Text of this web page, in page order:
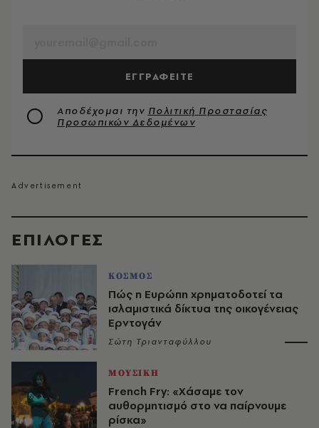
EΠΙΛΟΓΈΣ
ΚΟΣΜΟΣ
Πώς η Ευρώπη χρηματοδοτεί τα
ισλαμιστικά δίκτυα της οικογένειας
Ερντογάν
Σώτη Τριανταφύλλου
ΜΟΥΣΙΚΗ
French Fry: «Χάσαμε τον
αυθορμητισμό στο να παίρνουμε
ρίσκα»
ΕΓΓΡΑΦΕΙΤΕ
Αποδέχομαι την Πολιτική Προστασίας
Προσωπικών Δεδομένων